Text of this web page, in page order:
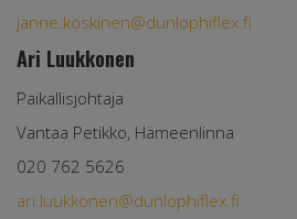
janne.koskinen@dunlophiflex.fi
Ari Luukkonen
Paikallisjohtaja
Vantaa Petikko, Hämeenlinna
020 762 5626
ari.luukkonen@dunlophiflex.fi